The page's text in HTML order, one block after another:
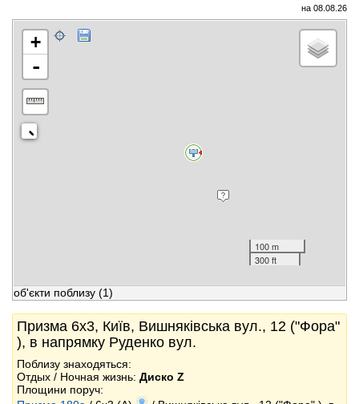
на 08.08.26
+
-
100 m
300 ft
об'єкти поблизу (1)
Призма 6x3, Київ, Вишняківська вул., 12 ("Фора"
), в напрямку Руденко вул.
Поблизу знаходяться:
Отдых / Ночная жизнь: Диско Z
Площини поруч: